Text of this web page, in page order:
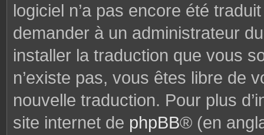
logiciel n’a pas encore été
demander à un administrateur
installer la traduction que vous
n’existe pas, vous êtes libre de
nouvelle traduction. Pour plus
site internet de phpBB® (en